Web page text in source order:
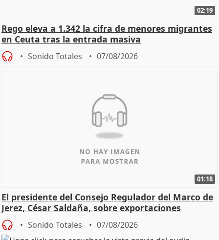
02:19
Rego eleva a 1.342 la cifra de menores migrantes
en Ceuta tras la entrada masiva
Sonido Totales 07/08/2026
01:18
El presidente del Consejo Regulador del Marco de
Jerez, César Saldaña, sobre exportaciones
Sonido Totales 07/08/2026